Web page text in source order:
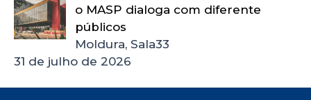
o MASP dialoga com diferente
públicos
Moldura, Sala33
31 de julho de 2026